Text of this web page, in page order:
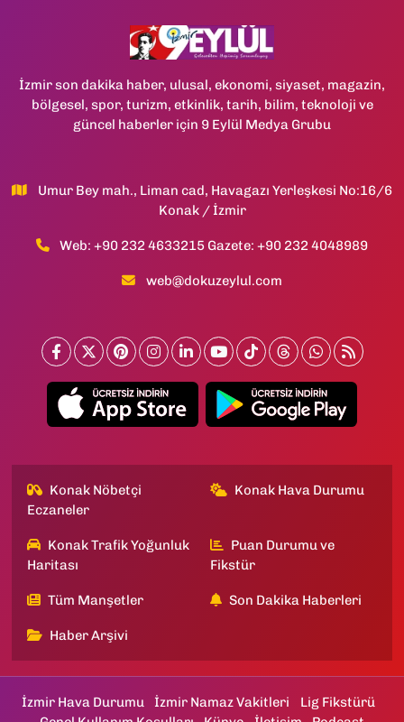
İzmir son dakika haber, ulusal, ekonomi, siyaset, magazin,
bölgesel, spor, turizm, etkinlik, tarih, bilim, teknoloji ve
güncel haberler için 9 Eylül Medya Grubu
Umur Bey mah., Liman cad, Havagazı Yerleşkesi No:16/6
Konak / İzmir
Web: +90 232 4633215 Gazete: +90 232 4048989
web@dokuzeylul.com
Konak Nöbetçi
Eczaneler
Konak Hava Durumu
Konak Trafik Yoğunluk
Haritası
Puan Durumu ve
Fikstür
Tüm Manşetler Son Dakika Haberleri
Haber Arşivi
İzmir Hava Durumu İzmir Namaz Vakitleri
Lig Fikstürü